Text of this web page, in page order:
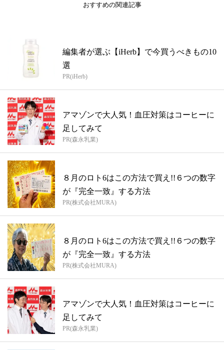
おすすめの関連記事
編集者が選ぶ【iHerb】で今買うべきもの10
選
PR(iHerb)
アマゾンで大人気！血圧対策はコーヒーに
足してみて
PR(森永乳業)
８月のロト6はこの方法で買え!!６つの数字
が『完全一致』する方法
PR(株式会社MURA)
８月のロト6はこの方法で買え!!６つの数字
が『完全一致』する方法
PR(株式会社MURA)
アマゾンで大人気！血圧対策はコーヒーに
足してみて
PR(森永乳業)